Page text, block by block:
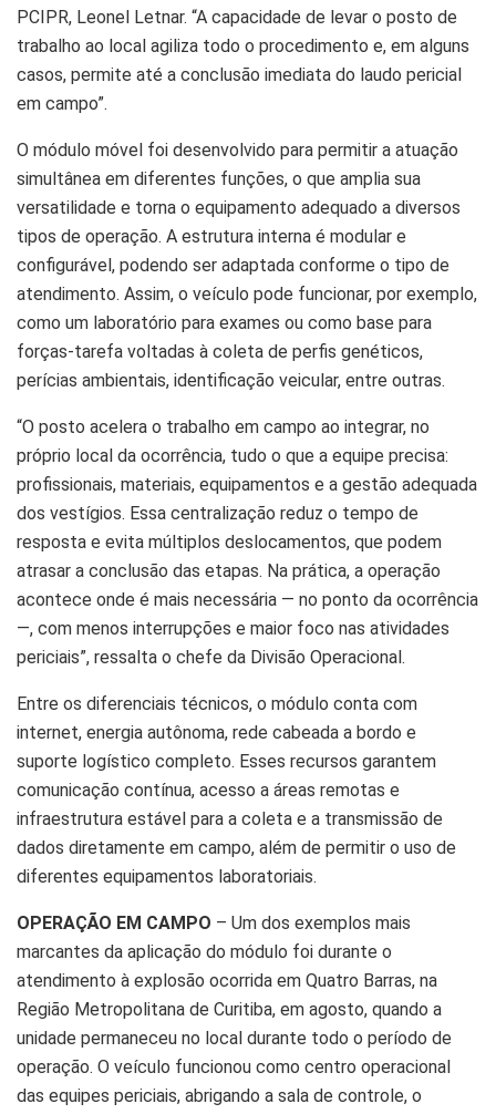
PCIPR, Leonel Letnar. “A capacidade de levar o posto de
trabalho ao local agiliza todo o procedimento e, em alguns
casos, permite até a conclusão imediata do laudo pericial
em campo”.
O módulo móvel foi desenvolvido para permitir a atuação
simultânea em diferentes funções, o que amplia sua
versatilidade e torna o equipamento adequado a diversos
tipos de operação. A estrutura interna é modular e
configurável, podendo ser adaptada conforme o tipo de
atendimento. Assim, o veículo pode funcionar, por exemplo,
como um laboratório para exames ou como base para
forças-tarefa voltadas à coleta de perfis genéticos,
perícias ambientais, identificação veicular, entre outras.
“O posto acelera o trabalho em campo ao integrar, no
próprio local da ocorrência, tudo o que a equipe precisa:
profissionais, materiais, equipamentos e a gestão adequada
dos vestígios. Essa centralização reduz o tempo de
resposta e evita múltiplos deslocamentos, que podem
atrasar a conclusão das etapas. Na prática, a operação
acontece onde é mais necessária — no ponto da ocorrência
—, com menos interrupções e maior foco nas atividades
periciais”, ressalta o chefe da Divisão Operacional.
Entre os diferenciais técnicos, o módulo conta com
internet, energia autônoma, rede cabeada a bordo e
suporte logístico completo. Esses recursos garantem
comunicação contínua, acesso a áreas remotas e
infraestrutura estável para a coleta e a transmissão de
dados diretamente em campo, além de permitir o uso de
diferentes equipamentos laboratoriais.
OPERAÇÃO EM CAMPO – Um dos exemplos mais
marcantes da aplicação do módulo foi durante o
atendimento à explosão ocorrida em Quatro Barras, na
Região Metropolitana de Curitiba, em agosto, quando a
unidade permaneceu no local durante todo o período de
operação. O veículo funcionou como centro operacional
das equipes periciais, abrigando a sala de controle, o